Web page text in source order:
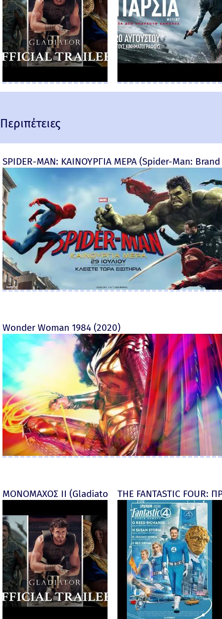
Περιπέτειες
SPIDER-MAN: ΚΑΙΝΟΥΡΓΙΑ ΜΕΡΑ (Spider-Man:
Wonder Woman 1984 (2020)
ΜΟΝΟΜΑΧΟΣ ΙΙ (Gladiator II) -THE FANTASTIC